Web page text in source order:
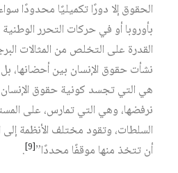
الحقوق إلا دورًا تكميليًا محدودًا
بأوروبا أو في حركات التحرر الوطنية
القدرة على التخلص من المثالات
نشأت حقوق الإنسان بين
هي التي تجسد كونية حقوق الإنسان
نرفضها، وهي التي تمارس، على
السلطات، وتقود مختلف الأنظمة إلى
أن تتخذ منها موقفًا محددًا”[9]
.